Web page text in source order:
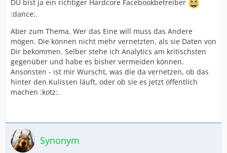
DU bist ja ein richtiger Hardcore Facebookbetreiber
:dance:.
Aber zum Thema. Wer das Eine will muss das Andere
mögen. Die können nicht mehr vernetzten, als sie Daten von
Dir bekommen. Selber stehe ich Analytics am kritischsten
gegenüber und habe es bisher vermeiden können.
Ansonsten - ist mir Wurscht, was die da vernetzen, ob das
hinter den Kulissen läuft, oder ob sie es jetzt öffentlich
machen :kotz:.
Synonym